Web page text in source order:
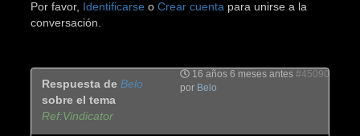
Por favor, Identificarse oCrear cuenta para unirse a la
conversación.
16 años 6 meses antes #45090
por Belo
Respuesta deBelo
sobre el tema
Ref:Vindicator